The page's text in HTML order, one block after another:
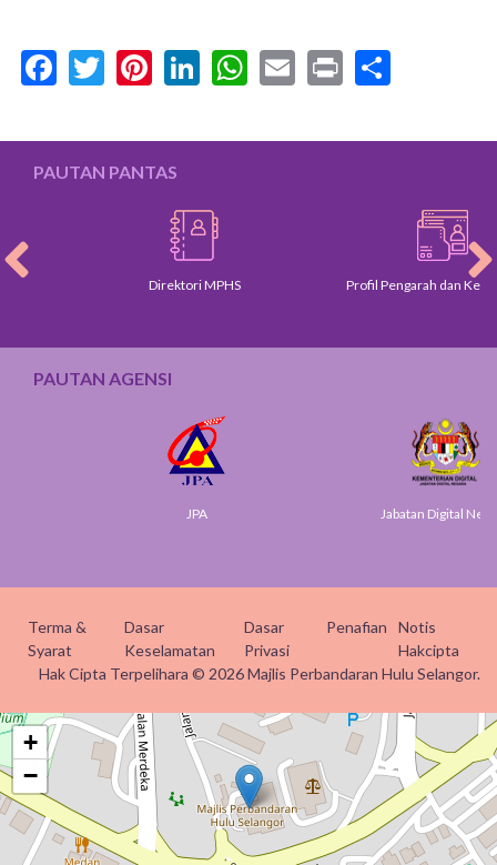
Facebook
Twitter
Pinterest
LinkedIn
WhatsApp
Email
Print
PAUTAN PANTAS
Direktori MPHS Profil Pengarah dan Ketua
PAUTAN AGENSI
Jabatan Digital Negara
Terma &
Syarat
Dasar
Keselamatan
Dasar
Privasi
Penafian
Notis
Hakcipta
Hak Cipta Terpelihara © 2026 Majlis Perbandaran Hulu Selangor.
+
−